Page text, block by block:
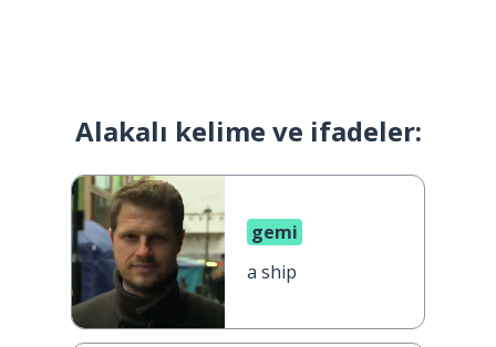
Alakalı kelime ve ifadeler:
gemi
a ship